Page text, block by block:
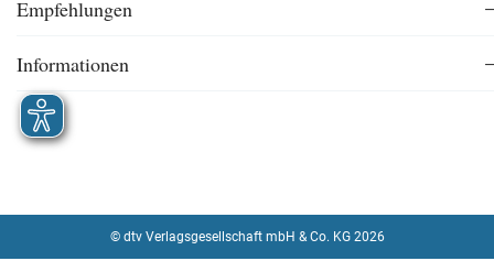
Empfehlungen
Informationen
© dtv Verlagsgesellschaft mbH & Co. KG 2026